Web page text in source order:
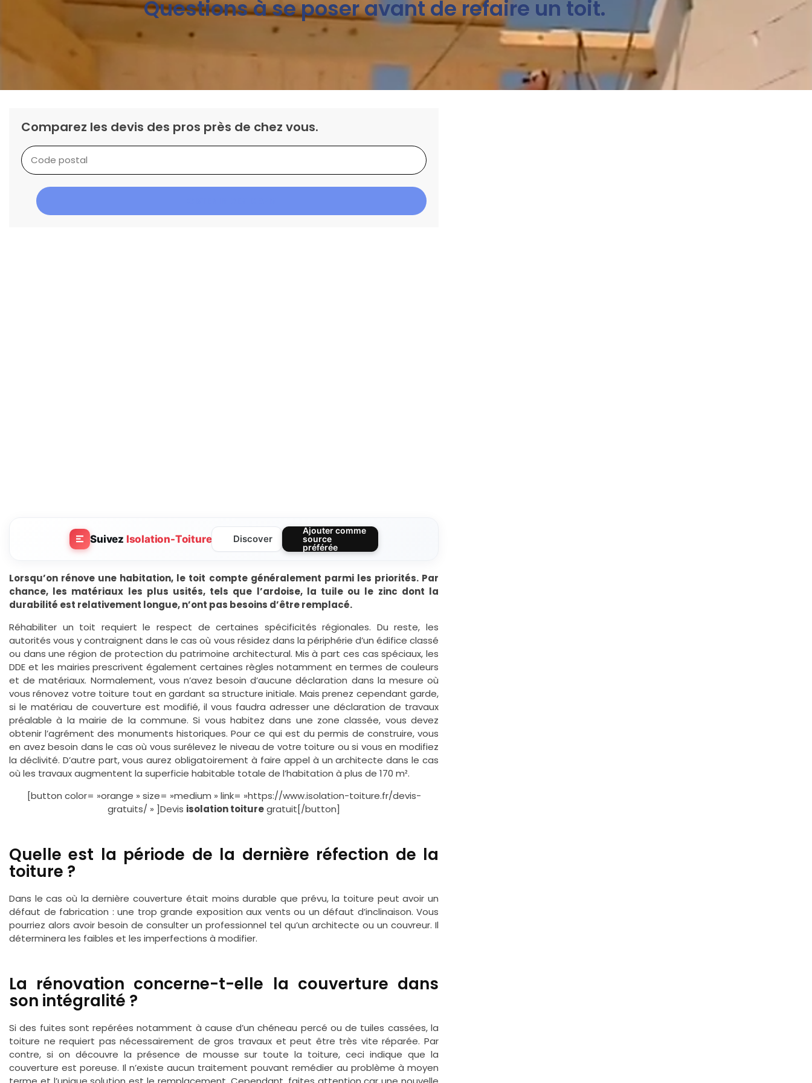
Questions à se poser avant de refaire un toit.
Comparez les devis des pros près de chez vous.
Suivez Isolation-Toiture Discover
Ajouter comme
source
préférée
Lorsqu’on rénove une habitation, le toit compte généralement parmi les priorités. Par
chance, les matériaux les plus usités, tels que l’ardoise, la tuile ou le zinc dont la
durabilité est relativement longue, n’ont pas besoins d’être remplacé.
Réhabiliter un toit requiert le respect de certaines spécificités régionales. Du reste, les
autorités vous y contraignent dans le cas où vous résidez dans la périphérie d’un édifice classé
ou dans une région de protection du patrimoine architectural. Mis à part ces cas spéciaux, les
DDE et les mairies prescrivent également certaines règles notamment en termes de couleurs
et de matériaux. Normalement, vous n’avez besoin d’aucune déclaration dans la mesure où
vous rénovez votre toiture tout en gardant sa structure initiale. Mais prenez cependant garde,
si le matériau de couverture est modifié, il vous faudra adresser une déclaration de travaux
préalable à la mairie de la commune. Si vous habitez dans une zone classée, vous devez
obtenir l’agrément des monuments historiques. Pour ce qui est du permis de construire, vous
en avez besoin dans le cas où vous surélevez le niveau de votre toiture ou si vous en modifiez
la déclivité. D’autre part, vous aurez obligatoirement à faire appel à un architecte dans le cas
où les travaux augmentent la superficie habitable totale de l’habitation à plus de 170 m².
[button color= »orange » size= »medium » link= »https://www.isolation-toiture.fr/devis-
gratuits/ » ]Devis isolation toituregratuit[/button]
Quelle est la période de la dernière réfection de la
toiture ?
Dans le cas où la dernière couverture était moins durable que prévu, la toiture peut avoir un
défaut de fabrication : une trop grande exposition aux vents ou un défaut d’inclinaison. Vous
pourriez alors avoir besoin de consulter un professionnel tel qu’un architecte ou un couvreur. Il
déterminera les faibles et les imperfections à modifier.
La rénovation concerne-t-elle la couverture dans
son intégralité ?
Si des fuites sont repérées notamment à cause d’un chéneau percé ou de tuiles cassées, la
toiture ne requiert pas nécessairement de gros travaux et peut être très vite réparée. Par
contre, si on découvre la présence de mousse sur toute la toiture, ceci indique que la
couverture est poreuse. Il n’existe aucun traitement pouvant remédier au problème à moyen